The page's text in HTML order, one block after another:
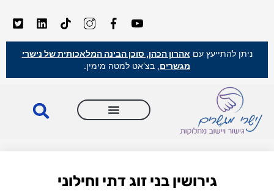
ניתן להתייעץ עם אהרון הכהן, סוכן הבינה המלאכותית של נישרי
מגשרים, בצ'אט למטה מימין.
גירושין בני זוג דתי וחילוני